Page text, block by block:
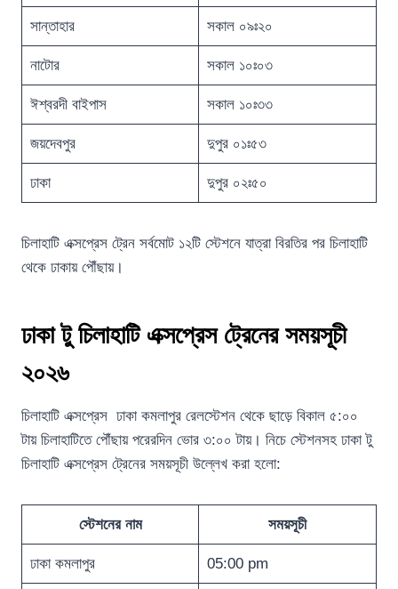
সান্তাহার সকাল ০৯ঃ২০
নাটোর সকাল ১০ঃ০৩
ঈশ্বরদী বাইপাস সকাল ১০ঃ৩৩
জয়দেবপুর দুপুর ০১ঃ৫৩
ঢাকা দুপুর ০২ঃ৫০
চিলাহাটি এক্সপ্রেস ট্রেন সর্বমোট ১২টি স্টেশনে যাত্রা বিরতির পর চিলাহাটি
থেকে ঢাকায় পৌঁছায়।
ঢাকা টু চিলাহাটি এক্সপ্রেস ট্রেনের সময়সূচী
২০২৬
চিলাহাটি এক্সপ্রেস ঢাকা কমলাপুর রেলস্টেশন থেকে ছাড়ে বিকাল ৫:০০
টায় চিলাহাটিতে পৌঁছায় পরেরদিন ভোর ৩:০০ টায়। নিচে স্টেশনসহ ঢাকা টু
চিলাহাটি এক্সপ্রেস ট্রেনের সময়সূচী উল্লেখ করা হলো:
স্টেশনের নাম সময়সূচী
ঢাকা কমলাপুর 05:00 pm